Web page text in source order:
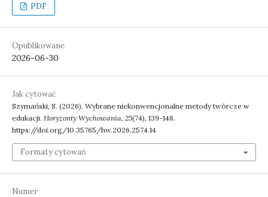
PDF
Opublikowane
2026-06-30
Jak cytować
Szymański, S. (2026). Wybrane niekonwencjonalne metody twórcze w
edukacji. Horyzonty Wychowania, 25(74), 139-148.
https://doi.org/10.35765/hw.2026.2574.14
Formaty cytowań
Numer